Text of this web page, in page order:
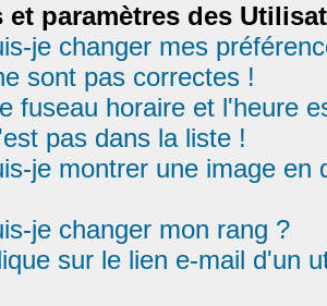
et paramètres des
je changer mes
sont pas correctes !
fuseau horaire et l'heure
pas dans la liste !
je montrer une image
je changer mon rang ?
sur le lien e-mail d'un